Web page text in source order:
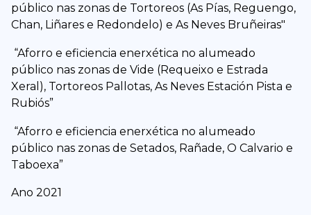
público nas zonas de Tortoreos (As Pías, Reguengo,
Chan, Liñares e Redondelo) e As Neves Bruñeiras"
“Aforro e eficiencia enerxética no alumeado
público nas zonas de Vide (Requeixo e Estrada
Xeral), Tortoreos Pallotas, As Neves Estación Pista e
Rubiós”
“Aforro e eficiencia enerxética no alumeado
público nas zonas de Setados, Rañade, O Calvario e
Taboexa”
Ano 2021